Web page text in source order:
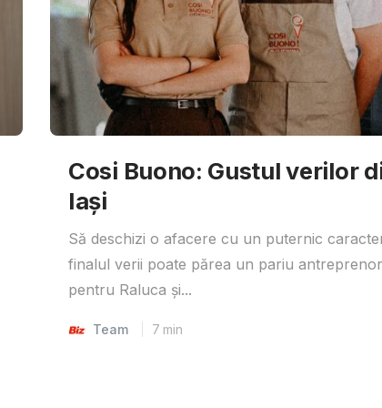
Cosi Buono: Gustul verilor
Iași
Să deschizi o afacere cu un puternic
finalul verii poate părea un pariu
pentru Raluca și...
Team 7 min